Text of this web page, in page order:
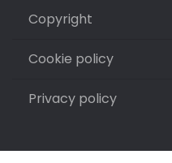
Copyright
Cookie policy
Privacy policy